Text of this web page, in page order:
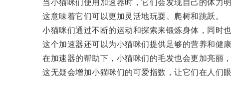
当小猫咪们使用加速器时，它们会发现自己的体力明
这意味着它们可以更加灵活地玩耍、爬树和跳跃。
小猫咪们通过不断的运动和探索来锻炼身体，同时也
这个加速器还可以为小猫咪们提供足够的营养和健康
在加速器的帮助下，小猫咪们的毛发也会更加亮丽，
这无疑会增加小猫咪们的可爱指数，让它们在人们眼